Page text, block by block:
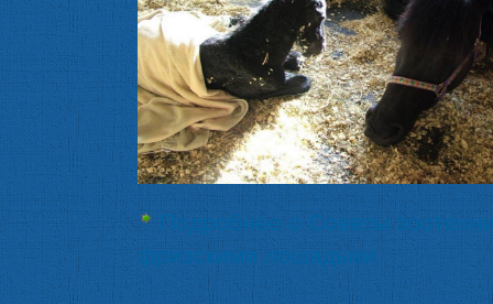
Подробнеео Советы
фризскими лошадьми